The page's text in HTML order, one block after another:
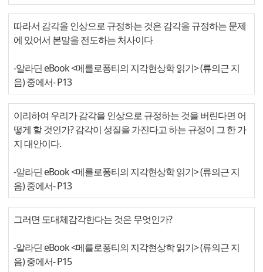
따라서 감각을 인상으로 규정하는 것은 감각을 규정하는 문제
에 있어서 본말을 전도하는 처사이다
-알라딘 eBook <메를로퐁티의 지각현상학 읽기> (류의근 지
음) 중에서- P13
이리하여 우리가 감각을 인상으로 규정하는 것을 버린다면 어
떻게 할 것인가? 감각이 성질을 가진다고 하는 규정이 그 한 가
지 대안이다.
-알라딘 eBook <메를로퐁티의 지각현상학 읽기> (류의근 지
음) 중에서- P13
그러면 도대체감각한다는 것은 무엇인가?
-알라딘 eBook <메를로퐁티의 지각현상학 읽기> (류의근 지
음) 중에서- P15